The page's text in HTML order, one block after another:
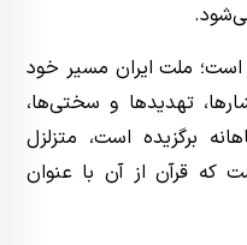
ملت ایران مسیر خود
تهدیدها و سختی‌ها،
برگزیده است، متزلزل
که قرآن از آن با عنوان